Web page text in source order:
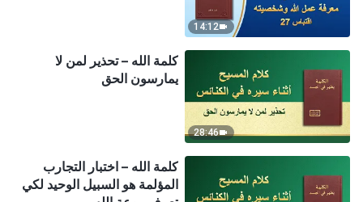
14:12
28:46
كلمة الله – تحذير لمن لا
يمارسون الحق
كلمة الله – اختبار التجارب
المؤلمة هو السبيل الوحيد لكي